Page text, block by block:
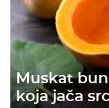
Muskat
koja jača